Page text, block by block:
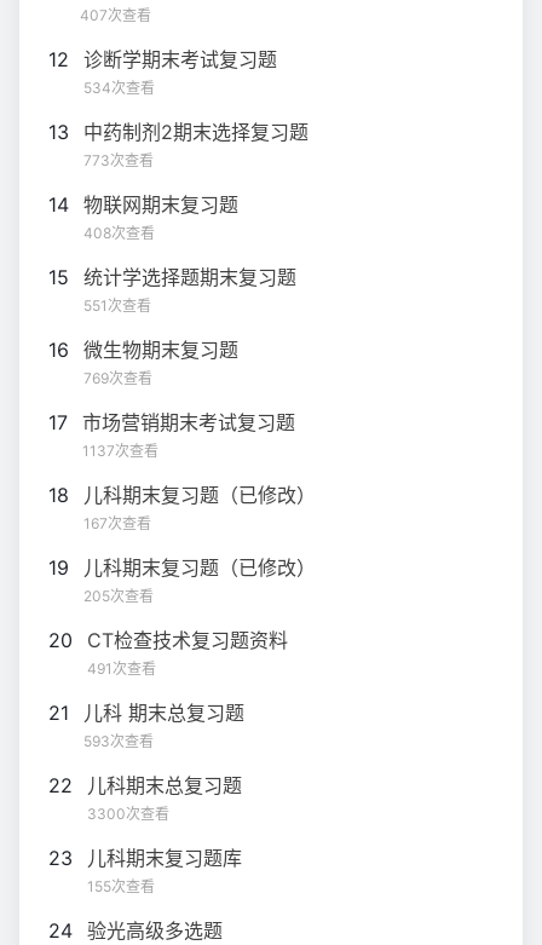
407次查看
12 诊断学期末考试复习题
534次查看
13 中药制剂2期末选择复习题
773次查看
14 物联网期末复习题
408次查看
15 统计学选择题期末复习题
551次查看
16 微生物期末复习题
769次查看
17 市场营销期末考试复习题
1137次查看
18 儿科期末复习题（已修改）
167次查看
19 儿科期末复习题（已修改）
205次查看
20 CT检查技术复习题资料
491次查看
21 儿科 期末总复习题
593次查看
22 儿科期末总复习题
3300次查看
23 儿科期末复习题库
155次查看
24 验光高级多选题